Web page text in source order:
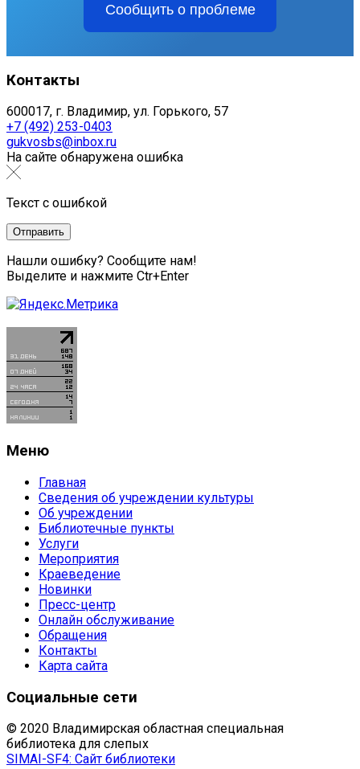
Сообщить о проблеме
Контакты
600017, г. Владимир, ул. Горького, 57
+7 (492) 253-0403
gukvosbs@inbox.ru
На сайте обнаружена ошибка
Текст с ошибкой
Нашли ошибку? Сообщите нам!
Выделите и нажмите Ctr+Enter
Меню
Главная
Сведения об учреждении культуры
Об учреждении
Библиотечные пункты
Услуги
Мероприятия
Краеведение
Новинки
Пресс-центр
Онлайн обслуживание
Обращения
Контакты
Карта сайта
Социальные сети
© 2020 Владимирская областная специальная
библиотека для слепых
SIMAI-SF4: Сайт библиотеки